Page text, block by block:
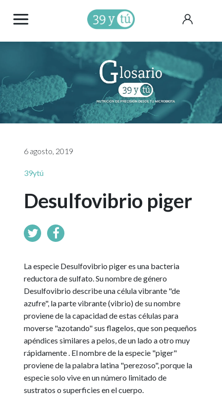
6 agosto, 2019
39ytú
Desulfovibrio piger
La especie Desulfovibrio piger es una bacteria
reductora de sulfato. Su nombre de género
Desulfovibrio describe una célula vibrante "de
azufre", la parte vibrante (vibrio) de su nombre
proviene de la capacidad de estas células para
moverse "azotando" sus flagelos, que son pequeños
apéndices similares a pelos, de un lado a otro muy
rápidamente . El nombre de la especie "piger"
proviene de la palabra latina "perezoso", porque la
especie solo vive en un número limitado de
sustratos o superficies en el cuerpo.